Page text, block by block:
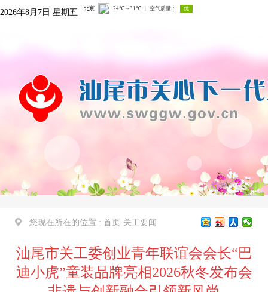
2026年8月7日 星期五
您现在所在的位置 : 首页 -关工要闻
汕尾市关工委创业青年联谊会会长“巴
迪小虎”童装品牌亮相2026秋冬发布会